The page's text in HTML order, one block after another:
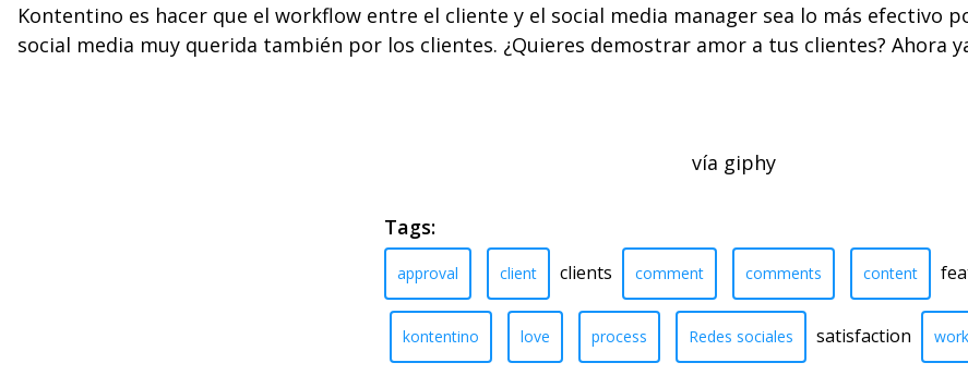
Kontentino es hacer que el workflow entre el cliente y el social media manager sea lo más efectivo
social media muy querida también por los clientes. ¿Quieres demostrar amor a tus clientes? Ahora
vía giphy
Tags:
approval client clients comment comments content
kontentino love process Redes sociales satisfaction